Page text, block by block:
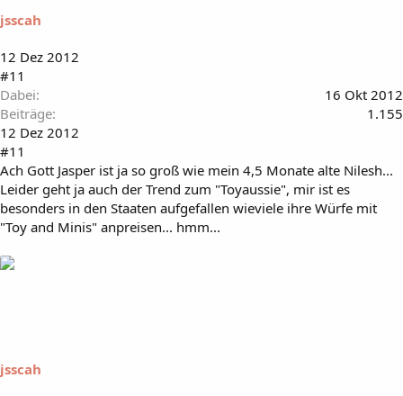
jsscah
12 Dez 2012
#11
Dabei
16 Okt 2012
Beiträge
1.155
12 Dez 2012
#11
Ach Gott Jasper ist ja so groß wie mein 4,5 Monate alte Nilesh...
Leider geht ja auch der Trend zum "Toyaussie", mir ist es
besonders in den Staaten aufgefallen wieviele ihre Würfe mit
"Toy and Minis" anpreisen... hmm...
jsscah